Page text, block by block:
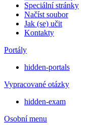
Speciální stránky
Načíst soubor
Jak (se) učit
Kontakty
Portály
hidden-portals
Vypracované otázky
hidden-exam
Osobní menu